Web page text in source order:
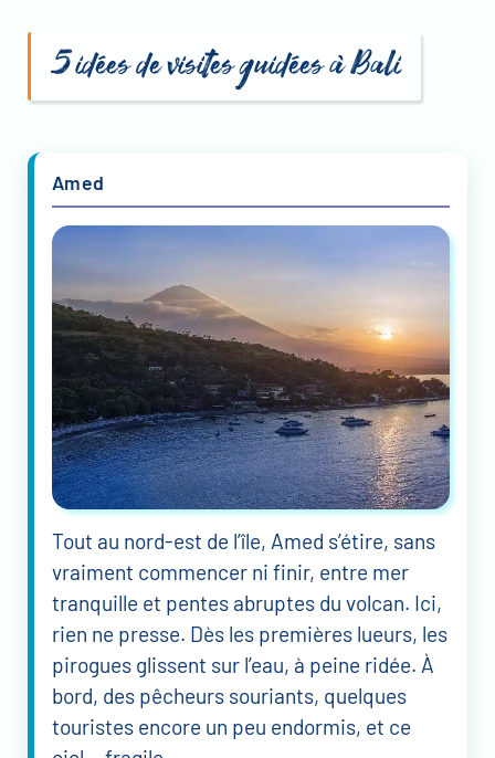
5 idées de visites guidées à Bali
Amed
Tout au nord-est de l’île, Amed s’étire, sans
vraiment commencer ni finir, entre mer
tranquille et pentes abruptes du volcan. Ici,
rien ne presse. Dès les premières lueurs, les
pirogues glissent sur l’eau, à peine ridée. À
bord, des pêcheurs souriants, quelques
touristes encore un peu endormis, et ce